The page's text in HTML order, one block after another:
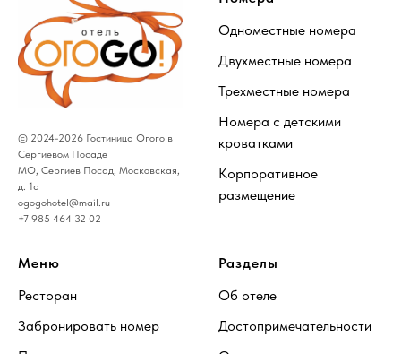
© 2024-2026 Гостиница Огого в
Сергиевом Посаде
МО, Сергиев Посад, Московская,
д. 1а
ogogohotel@mail.ru
+7 985 464 32 02
Одноместные номера
Двухместные номера
Трехместные номера
Номера с детскими
кроватками
Корпоративное
размещение
Меню
Ресторан
Забронировать номер
Разделы
Об отеле
Достопримечательности